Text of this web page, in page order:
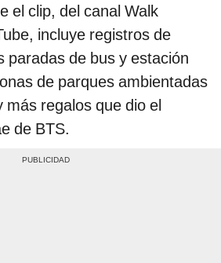
el clip, del canal Walk
incluye registros de
paradas de bus y estación
de parques ambientadas
más regalos que dio el
de BTS.